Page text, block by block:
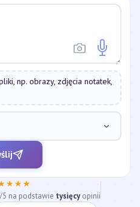
np. obrazy, zdjęcia notatek,
na podstawie tysięcyopinii